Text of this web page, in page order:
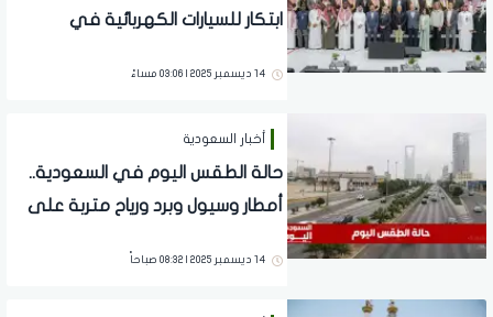
ابتكار للسيارات الكهربائية في
14 ديسمبر 2025 | 03:06 مساءً
أخبار السعودية
حالة الطقس اليوم في السعودية..
أمطار وسيول وبرد ورياح متربة على
14 ديسمبر 2025 | 08:32 صباحاً